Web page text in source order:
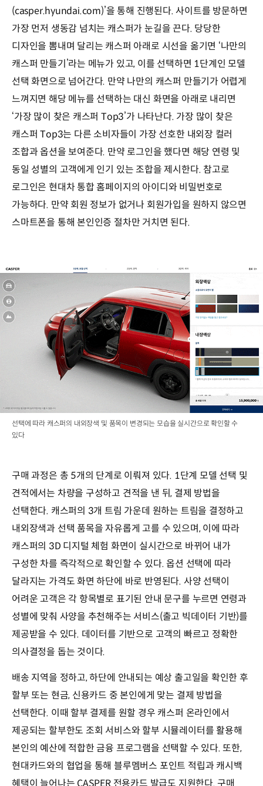
(casper.hyundai.com)’을 통해 진행된다. 사이트를 방문하면
가장 먼저 생동감 넘치는 캐스퍼가 눈길을 끈다. 당당한
디자인을 뽐내며 달리는 캐스퍼 아래로 시선을 옮기면 ‘나만의
캐스퍼 만들기’라는 메뉴가 있고, 이를 선택하면 1단계인 모델
선택 화면으로 넘어간다. 만약 나만의 캐스퍼 만들기가 어렵게
느껴지면 해당 메뉴를 선택하는 대신 화면을 아래로 내리면
‘가장 많이 찾은 캐스퍼 Top3’가 나타난다. 가장 많이 찾은
캐스퍼 Top3는 다른 소비자들이 가장 선호한 내외장 컬러
조합과 옵션을 보여준다. 만약 로그인을 했다면 해당 연령 및
동일 성별의 고객에게 인기 있는 조합을 제시한다. 참고로
로그인은 현대차 통합 홈페이지의 아이디와 비밀번호로
가능하다. 만약 회원 정보가 없거나 회원가입을 원하지 않으면
스마트폰을 통해 본인인증 절차만 거치면 된다.
선택에 따라 캐스퍼의 내외장색 및 품목이 변경되는 모습을 실시간으로 확인할 수
있다
구매 과정은 총 5개의 단계로 이뤄져 있다. 1단계 모델 선택 및
견적에서는 차량을 구성하고 견적을 낸 뒤, 결제 방법을
선택한다. 캐스퍼의 3개 트림 가운데 원하는 트림을 결정하고
내외장색과 선택 품목을 자유롭게 고를 수 있으며, 이에 따라
캐스퍼의 3D 디지털 체험 화면이 실시간으로 바뀌어 내가
구성한 차를 즉각적으로 확인할 수 있다. 옵션 선택에 따라
달라지는 가격도 화면 하단에 바로 반영된다. 사양 선택이
어려운 고객은 각 항목별로 표기된 안내 문구를 누르면 연령과
성별에 맞춰 사양을 추천해주는 서비스(출고 빅데이터 기반)를
제공받을 수 있다. 데이터를 기반으로 고객의 빠르고 정확한
의사결정을 돕는 것이다.
배송 지역을 정하고, 하단에 안내되는 예상 출고일을 확인한 후
할부 또는 현금, 신용카드 중 본인에게 맞는 결제 방법을
선택한다. 이때 할부 결제를 원할 경우 캐스퍼 온라인에서
제공되는 할부한도 조회 서비스와 할부 시뮬레이터를 활용해
본인의 예산에 적합한 금융 프로그램을 선택할 수 있다. 또한,
현대카드와의 협업을 통해 블루멤버스 포인트 적립과 캐시백
혜택이 늘어나는 CASPER 전용카드 발급도 지원한다. 구매